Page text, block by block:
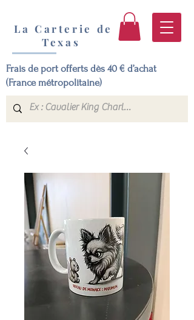
La Carterie de
Texas
Frais de port offerts dès 40 € d’achat
(France métropolitaine)